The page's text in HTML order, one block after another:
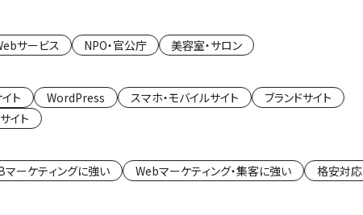
サービス NPO・官公庁 美容室・サロン
ト WordPress スマホ・モバイルサイト
ブランドサイト
イト
ーケティングに強い Webマーケティング・集客に強い 格安対応